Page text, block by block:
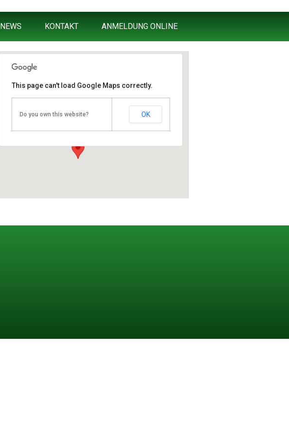
NEWS KONTAKT ANMELDUNG ONLINE
Berliner Straße 53 - Cottbus
This page can't load Google Maps correctly.
Do you own this website? OK